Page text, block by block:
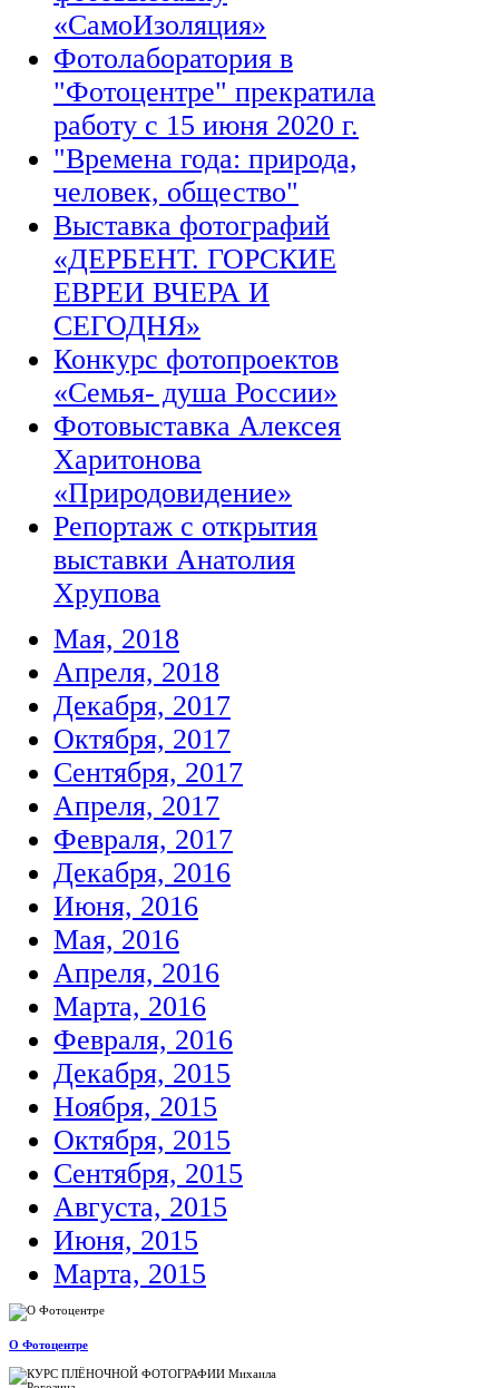
«СамоИзоляция»
Фотолаборатория в
"Фотоцентре" прекратила
работу с 15 июня 2020 г.
"Времена года: природа,
человек, общество"
Выставка фотографий
«ДЕРБЕНТ. ГОРСКИЕ
ЕВРЕИ ВЧЕРА И
СЕГОДНЯ»
Конкурс фотопроектов
«Семья- душа России»
Фотовыставка Алексея
Харитонова
«Природовидение»
Репортаж с открытия
выставки Анатолия
Хрупова
Мая, 2018
Апреля, 2018
Декабря, 2017
Октября, 2017
Сентября, 2017
Апреля, 2017
Февраля, 2017
Декабря, 2016
Июня, 2016
Мая, 2016
Апреля, 2016
Марта, 2016
Февраля, 2016
Декабря, 2015
Ноября, 2015
Октября, 2015
Сентября, 2015
Августа, 2015
Июня, 2015
Марта, 2015
О Фотоцентре